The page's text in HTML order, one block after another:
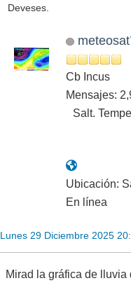
Deveses.
Cb Incus
Mensajes:
Salt.
Ubicación:
En línea
Lunes 29 Diciembre 2025
Mirad la gráfica de